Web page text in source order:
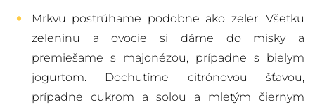
Mrkvu postrúhame podobne ako zeler. Všetku
zeleninu a ovocie si dáme do misky a
premiešame s majonézou, prípadne s bielym
jogurtom. Dochutíme citrónovou šťavou,
prípadne cukrom a soľou a mletým čiernym